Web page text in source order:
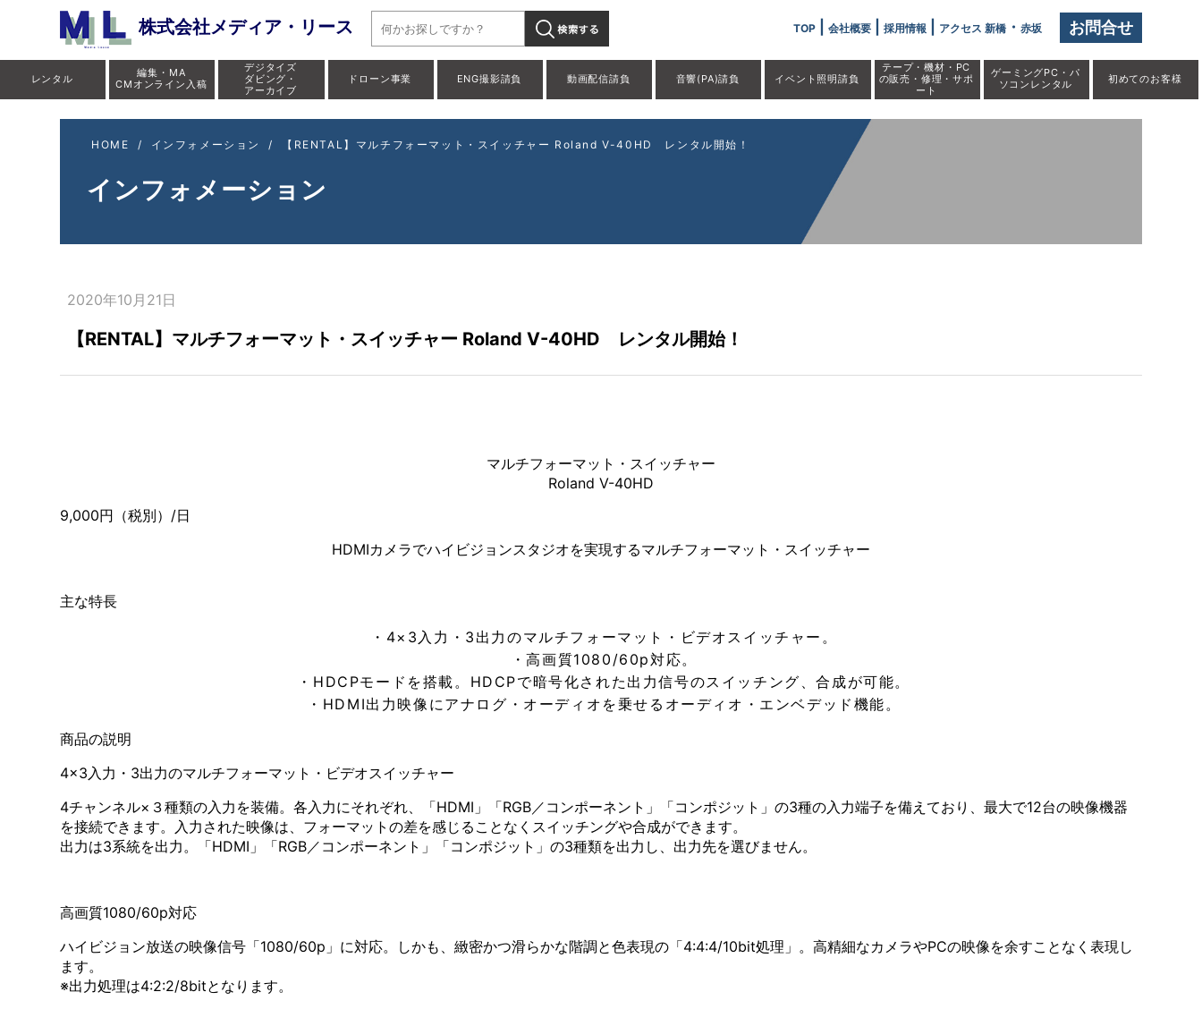
株式会社メディア・リース お問合せ
TOP| 会社概要| 採用情報 アクセス 新橋・ 赤坂
レンタル
編集・MA
CMオンライン入稿
デジタイズ
ダビング・
アーカイブ
ドローン事業 ENG撮影請負 動画配信請負 音響(PA)請負 イベント照明請負
テープ・機材・PC
の販売・修理・サポ
ート
ゲーミングPC・パ
ソコンレンタル
初めてのお客様
HOME / インフォメーション / 【RENTAL】マルチフォーマット・スイッチャー Roland V-40HD レンタル開始！
インフォメーション
2020年10月21日
【RENTAL】マルチフォーマット・スイッチャー Roland V-40HD レンタル開始！
マルチフォーマット・スイッチャー
Roland V-40HD
9,000円（税別）/日
HDMIカメラでハイビジョンスタジオを実現するマルチフォーマット・スイッチャー
主な特長
・4×3入力・3出力のマルチフォーマット・ビデオスイッチャー。
・高画質1080/60p対応。
・HDCPモードを搭載。HDCPで暗号化された出力信号のスイッチング、合成が可能。
・HDMI出力映像にアナログ・オーディオを乗せるオーディオ・エンベデッド機能。
商品の説明
4×3入力・3出力のマルチフォーマット・ビデオスイッチャー
4チャンネル×３種類の入力を装備。各入力にそれぞれ、「HDMI」「RGB／コンポーネント」「コンポジット」の3種の入力端子を備えており、最大で12台の映像機器
を接続できます。入力された映像は、フォーマットの差を感じることなくスイッチングや合成ができます。
出力は3系統を出力。「HDMI」「RGB／コンポーネント」「コンポジット」の3種類を出力し、出力先を選びません。
高画質1080/60p対応
ハイビジョン放送の映像信号「1080/60p」に対応。しかも、緻密かつ滑らかな階調と色表現の「4:4:4/10bit処理」。高精細なカメラやPCの映像を余すことなく表現し
ます。
※出力処理は4:2:2/8bitとなります。